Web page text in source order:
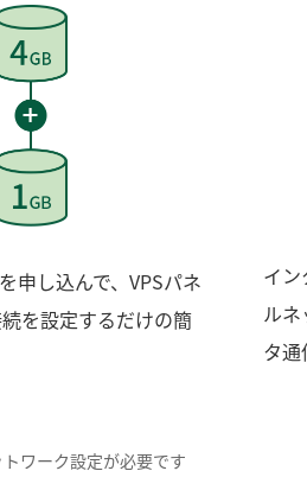
申し込んで、VPSパネ
を設定するだけの簡
イ
ル
タ
ワーク設定が必要です